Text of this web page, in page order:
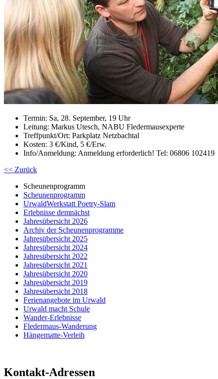
Termin: Sa, 28. September, 19 Uhr
Leitung: Markus Utesch, NABU Fledermausexperte
Treffpunkt/Ort: Parkplatz Netzbachtal
Kosten: 3 €/Kind, 5 €/Erw.
Info/Anmeldung: Anmeldung erforderlich! Tel: 06806 102419
<< Zurück
Scheunenprogramm
Scheunenprogramm
UrwaldWerkstatt Poetry-Slam
Erlebnisse demnächst
Jahresübersicht 2026
Archiv der Scheunenprogramme
Jahresübersicht 2025
Jahresübersicht 2024
Jahresübersicht 2022
Jahresübersicht 2021
Jahresübersicht 2020
Jahresübersicht 2019
Jahresübersicht 2018
Ferienangebote im Urwald
Urwald macht Schule
Wander-Erlebnisse
Fledermaus-Wanderung
Hängematte-Verleih
Kontakt-Adressen